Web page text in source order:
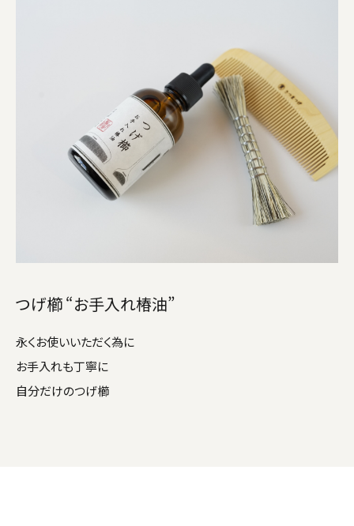
つげ櫛 “お手入れ椿油”
永くお使いいただく為に
お手入れも丁寧に
自分だけのつげ櫛